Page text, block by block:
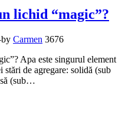
lichid “magic”?
Carmen 3676
Apa este singurul element
stări de agregare: solidă (sub
(sub…